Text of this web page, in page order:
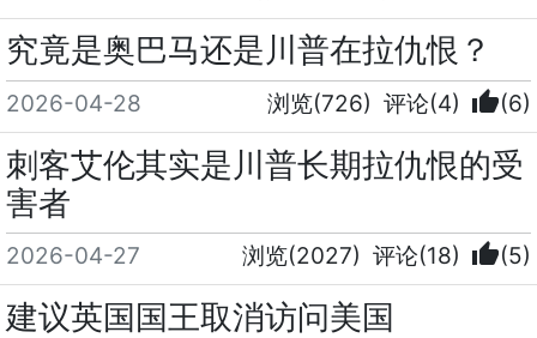
究竟是奥巴马还是川普在拉仇恨？
2026-04-28 浏览(726) 评论(4) thumb_up(6)
刺客艾伦其实是川普长期拉仇恨的受
害者
2026-04-27 浏览(2027) 评论(18) thumb_up(5)
建议英国国王取消访问美国